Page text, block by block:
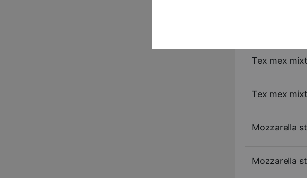
Tex mex
Tex mex
Mozzarella
Mozzarella